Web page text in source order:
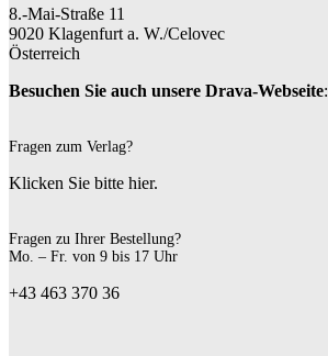
8.-Mai-Straße 11
9020 Klagenfurt a. W./Celovec
Österreich
Besuchen Sie auch unsere Drava-Webseite:
Fragen zum Verlag?
Klicken Sie bitte hier.
Fragen zu Ihrer Bestellung?
Mo. – Fr. von 9 bis 17 Uhr
+43 463 370 36